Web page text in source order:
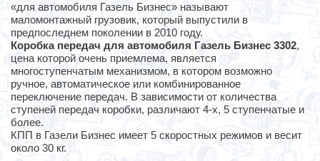
«для автомобиля Газель Бизнес» называют
маломонтажный грузовик, который выпустили в
предпоследнем поколении в 2010 году.
Коробка передач для автомобиля Газель Бизнес 3302,
цена которой очень приемлема, является
многоступенчатым механизмом, в котором возможно
ручное, автоматическое или комбинированное
переключение передач. В зависимости от количества
ступеней передач коробки, различают 4-х, 5 ступенчатые и
более.
КПП в Газели Бизнес имеет 5 скоростных режимов и весит
около 30 кг.